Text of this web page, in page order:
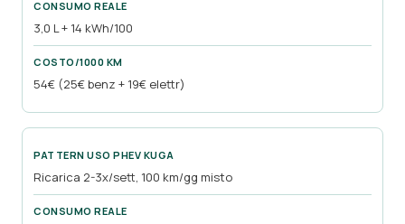
3,0 L + 14 kWh/100
54€ (25€ benz + 19€ elettr)
Ricarica 2-3x/sett, 100 km/gg misto